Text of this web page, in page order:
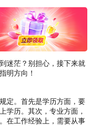
迷茫？别担心，接下来就
明方向！
定。首先是学历方面，要
学历。其次，专业方面，
在工作经验上，需要从事